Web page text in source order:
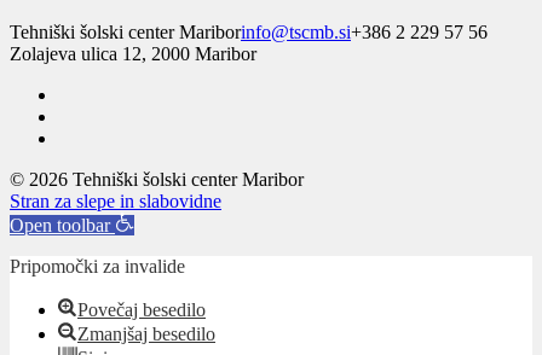
Tehniški šolski center Mariborinfo@tscmb.si+386 2 229 57 56
Zolajeva ulica 12, 2000 Maribor
© 2026 Tehniški šolski center Maribor
Stran za slepe in slabovidne
Open toolbar
Pripomočki za invalide
Povečaj besedilo
Zmanjšaj besedilo